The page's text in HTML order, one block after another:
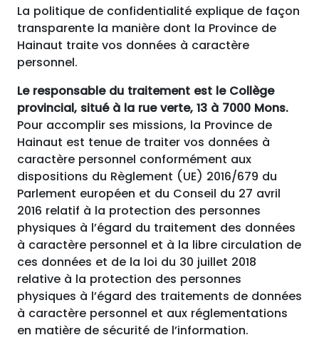
La politique de confidentialité explique de façon
transparente la manière dont la Province de
Hainaut traite vos données à caractère
personnel.
Le responsable du traitement est le Collège
provincial, situé à la rue verte, 13 à 7000 Mons.
Pour accomplir ses missions, la Province de
Hainaut est tenue de traiter vos données à
caractère personnel conformément aux
dispositions du Règlement (UE) 2016/679 du
Parlement européen et du Conseil du 27 avril
2016 relatif à la protection des personnes
physiques à l’égard du traitement des données
à caractère personnel et à la libre circulation de
ces données et de la loi du 30 juillet 2018
relative à la protection des personnes
physiques à l’égard des traitements de données
à caractère personnel et aux réglementations
en matière de sécurité de l’information.